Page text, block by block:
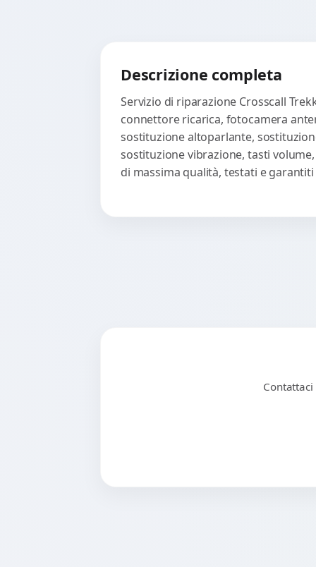
Descrizione completa
Servizio di riparazione Crosscall
connettore ricarica, fotocamera
sostituzione altoparlante,
sostituzione vibrazione, tasti
di massima qualità, testati e